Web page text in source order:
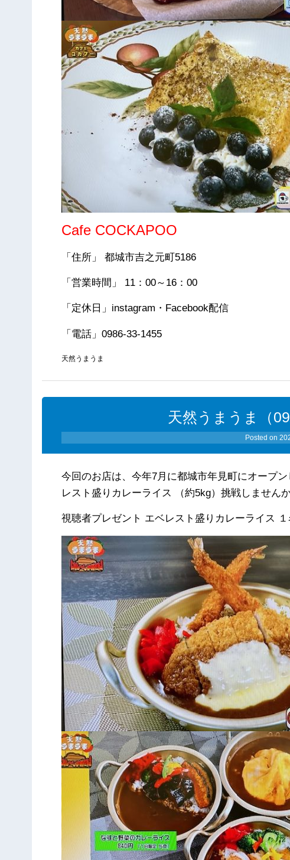
Cafe COCKAPOO
「住所」 都城市吉之元町5186
「営業時間」 11：00～16：00
「定休日」instagram・Facebook配信
「電話」0986-33-1455
天然うまうま
天然うまうま（
Posted on
今回のお店は、今年7月に都城市年見町にオープ
レスト盛りカレーライス （約5kg）挑戦しません
視聴者プレゼント エベレスト盛りカレーライス １